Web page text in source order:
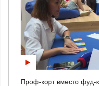
Проф-корт вместо фуд-